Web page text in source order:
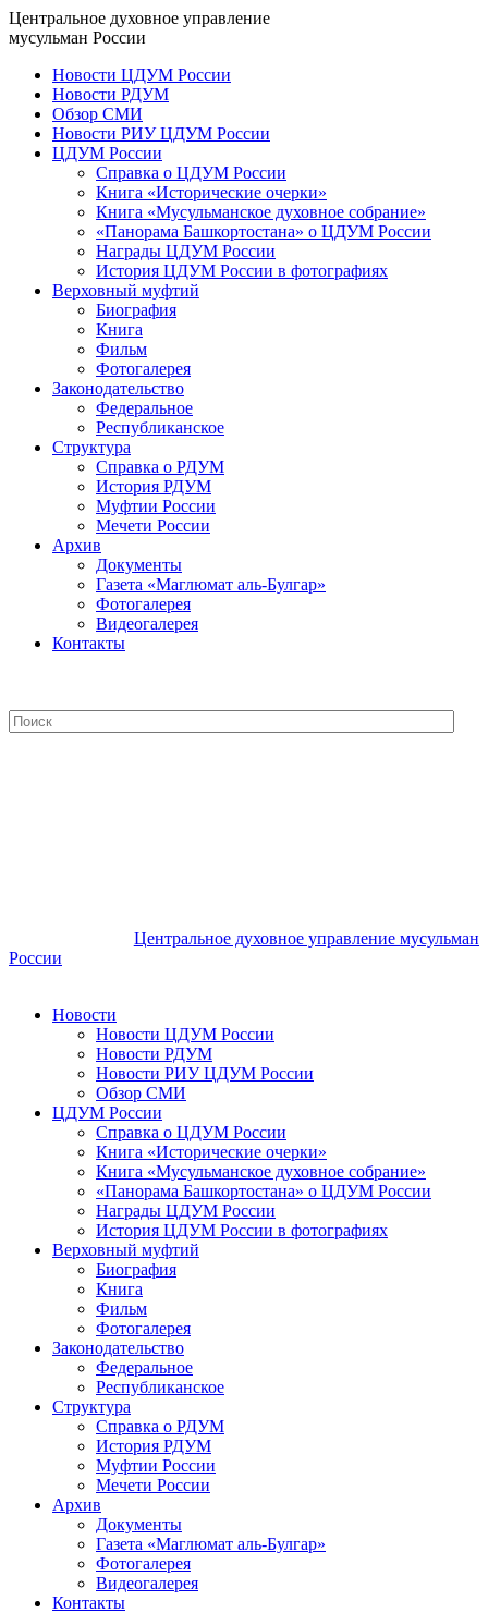
Центральное духовное управление
мусульман России
Новости ЦДУМ России
Новости РДУМ
Обзор СМИ
Новости РИУ ЦДУМ России
ЦДУМ России
Справка о ЦДУМ России
Книга «Исторические очерки»
Книга «Мусульманское духовное собрание»
«Панорама Башкортостана» о ЦДУМ России
Награды ЦДУМ России
История ЦДУМ России в фотографиях
Верховный муфтий
Биография
Книга
Фильм
Фотогалерея
Законодательство
Федеральное
Республиканское
Структура
Справка о РДУМ
История РДУМ
Муфтии России
Мечети России
Архив
Документы
Газета «Маглюмат аль-Булгар»
Фотогалерея
Видеогалерея
Контакты
Центральное духовное управление мусульман
России
Новости
Новости ЦДУМ России
Новости РДУМ
Новости РИУ ЦДУМ России
Обзор СМИ
ЦДУМ России
Справка о ЦДУМ России
Книга «Исторические очерки»
Книга «Мусульманское духовное собрание»
«Панорама Башкортостана» о ЦДУМ России
Награды ЦДУМ России
История ЦДУМ России в фотографиях
Верховный муфтий
Биография
Книга
Фильм
Фотогалерея
Законодательство
Федеральное
Республиканское
Структура
Справка о РДУМ
История РДУМ
Муфтии России
Мечети России
Архив
Документы
Газета «Маглюмат аль-Булгар»
Фотогалерея
Видеогалерея
Контакты